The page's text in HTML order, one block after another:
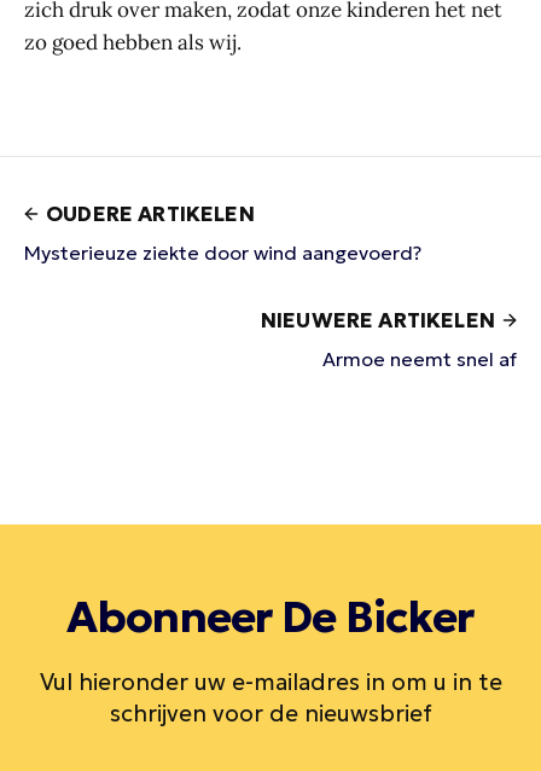
zich druk over maken, zodat onze kinderen het net
zo goed hebben als wij.
OUDERE ARTIKELEN
Mysterieuze ziekte door wind aangevoerd?
NIEUWERE ARTIKELEN
Armoe neemt snel af
Abonneer De Bicker
Vul hieronder uw e-mailadres in om u in te
schrijven voor de nieuwsbrief